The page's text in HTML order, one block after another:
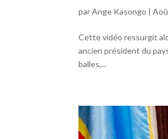
parAnge Kasongo |
Cette vidéo ressurgit
ancien président du
balles,...